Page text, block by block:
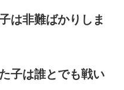
は非難ばかりしま
子は誰とでも戦い